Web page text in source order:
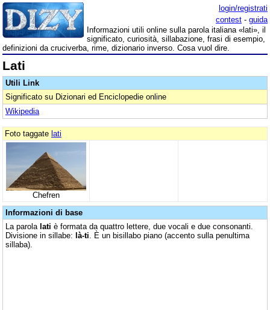
login/registrati
contest - guida
Informazioni utili online sulla parola italiana «lati», il
significato, curiosità, sillabazione, frasi di esempio,
definizioni da cruciverba, rime, dizionario inverso. Cosa vuol dire.
Lati
Utili Link
Significato su Dizionari ed Enciclopedie online
Wikipedia
Foto taggate lati
Chefren
Informazioni di base
La parola lati è formata da quattro lettere, due vocali e due consonanti.
Divisione in sillabe: là-ti . È un bisillabo piano (accento sulla penultima
sillaba).